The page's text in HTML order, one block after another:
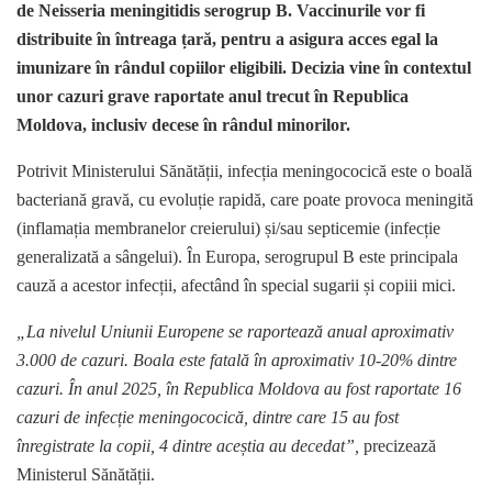
de Neisseria meningitidis serogrup B. Vaccinurile vor fi
distribuite în întreaga țară, pentru a asigura acces egal la
imunizare în rândul copiilor eligibili. Decizia vine în contextul
unor cazuri grave raportate anul trecut în Republica
Moldova, inclusiv decese în rândul minorilor.
Potrivit Ministerului Sănătății, infecția meningococică este o boală
bacteriană gravă, cu evoluție rapidă, care poate provoca meningită
(inflamația membranelor creierului) și/sau septicemie (infecție
generalizată a sângelui). În Europa, serogrupul B este principala
cauză a acestor infecții, afectând în special sugarii și copiii mici.
„La nivelul Uniunii Europene se raportează anual aproximativ
3.000 de cazuri. Boala este fatală în aproximativ 10-20% dintre
cazuri. În anul 2025, în Republica Moldova au fost raportate 16
cazuri de infecție meningococică, dintre care 15 au fost
înregistrate la copii, 4 dintre aceștia au decedat”, precizează
Ministerul Sănătății.